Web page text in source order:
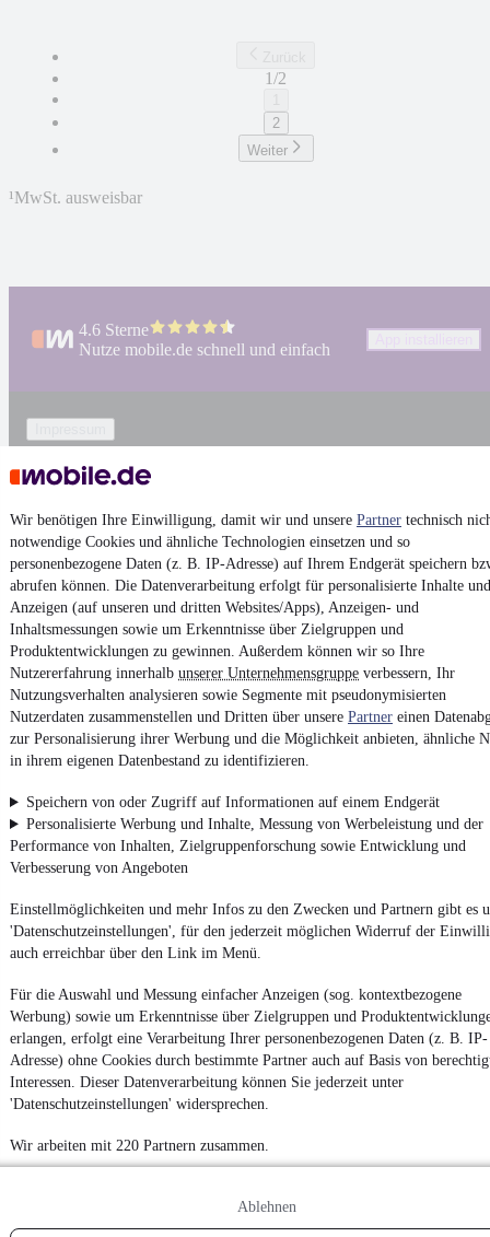
Wir benötigen Ihre Einwilligung, damit wir und unsere Partner technisch
notwendige Cookies und ähnliche Technologien einsetzen und so
personenbezogene Daten (z. B. IP-Adresse) auf Ihrem Endgerät speichern
abrufen können. Die Datenverarbeitung erfolgt für personalisierte Inhalte und
Anzeigen (auf unseren und dritten Websites/Apps), Anzeigen- und
Inhaltsmessungen sowie um Erkenntnisse über Zielgruppen und
Produktentwicklungen zu gewinnen. Außerdem können wir so Ihre
Nutzererfahrung innerhalb unserer Unternehmensgruppe verbessern, Ihr
Nutzungsverhalten analysieren sowie Segmente mit pseudonymisierten
Nutzerdaten zusammenstellen und Dritten über unsere Partner einen
zur Personalisierung ihrer Werbung und die Möglichkeit anbieten, ähnliche
in ihrem eigenen Datenbestand zu identifizieren.
Speichern von oder Zugriff auf Informationen auf einem Endgerät
Personalisierte Werbung und Inhalte, Messung von Werbeleistung und der
Performance von Inhalten, Zielgruppenforschung sowie Entwicklung und
Verbesserung von Angeboten
Einstellmöglichkeiten und mehr Infos zu den Zwecken und Partnern gibt es
'Datenschutzeinstellungen', für den jederzeit möglichen Widerruf der
auch erreichbar über den Link im Menü.
Für die Auswahl und Messung einfacher Anzeigen (sog. kontextbezogene
Werbung) sowie um Erkenntnisse über Zielgruppen und
erlangen, erfolgt eine Verarbeitung Ihrer personenbezogenen Daten (z. B. IP-
Adresse) ohne Cookies durch bestimmte Partner auch auf Basis von
Interessen. Dieser Datenverarbeitung können Sie jederzeit unter
'Datenschutzeinstellungen' widersprechen.
Wir arbeiten mit 220 Partnern zusammen.
Ablehnen
1/2
2
Weiter
¹MwSt. ausweisbar
4.6 Sterne
Nutze mobile.de schnell und einfach
Datenschutz
Datenschutzeinstellungen
Erklärung zur Barrierefreiheit
Report Security Vulnerability (English)
Powered by
Noch mehrneue Autosunterschiedlicher Marken, auch als
Leasing-Angebote, gibt es bei mobile.de